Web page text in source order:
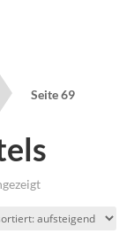
Seite 69
Nach
sortiert: